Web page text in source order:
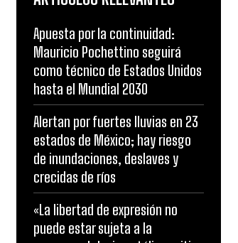
Apuesta por la continuidad:
Mauricio Pochettino seguirá
como técnico de Estados Unidos
hasta el Mundial 2030
Alertan por fuertes lluvias en 23
estados de México; hay riesgo
de inundaciones, deslaves y
crecidas de ríos
«La libertad de expresión no
puede estar sujeta a la